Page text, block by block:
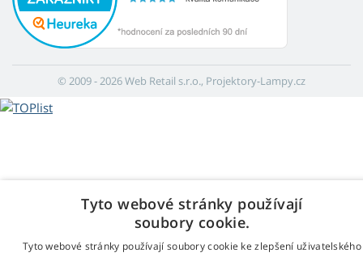
© 2009 - 2026 Web Retail s.r.o., Projektory-Lampy.cz
Tyto webové stránky používají
soubory cookie.
Tyto webové stránky používají soubory cookie ke zlepšení uživatelského